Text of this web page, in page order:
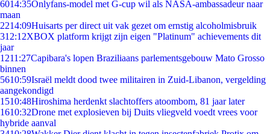
6014:35Onlyfans-model met G-cup wil als NASA-ambassadeur naar
maan
2214:09Huisarts per direct uit vak gezet om ernstig alcoholmisbruik
312:12XBOX platform krijgt zijn eigen "Platinum" achievements dit
jaar
1211:27Capibara's lopen Braziliaans parlementsgebouw Mato Grosso
binnen
5610:59Israël meldt dood twee militairen in Zuid-Libanon, vergelding
aangekondigd
1510:48Hiroshima herdenkt slachtoffers atoombom, 81 jaar later
1610:32Drone met explosieven bij Duits vliegveld voedt vrees voor
hybride aanval